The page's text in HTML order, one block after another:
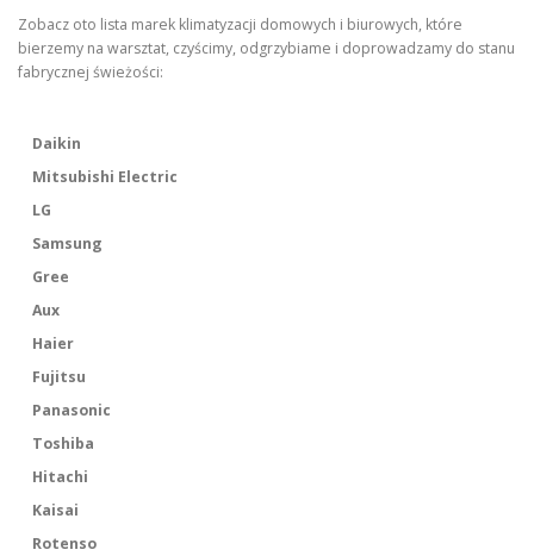
Zobacz oto lista marek klimatyzacji domowych i biurowych, które
bierzemy na warsztat, czyścimy, odgrzybiame i doprowadzamy do stanu
fabrycznej świeżości:
Daikin
Mitsubishi Electric
LG
Samsung
Gree
Aux
Haier
Fujitsu
Panasonic
Toshiba
Hitachi
Kaisai
Rotenso